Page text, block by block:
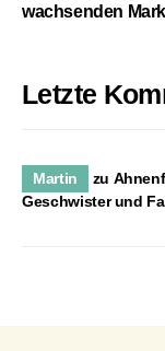
wachsenden
Letzte
Martin zu
Geschwister und